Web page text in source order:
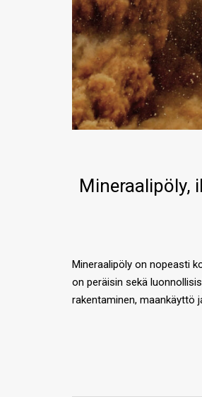
Mineraalipöly,
Mineraalipöly on nopeasti
on peräisin sekä
rakentaminen, maankäyttö